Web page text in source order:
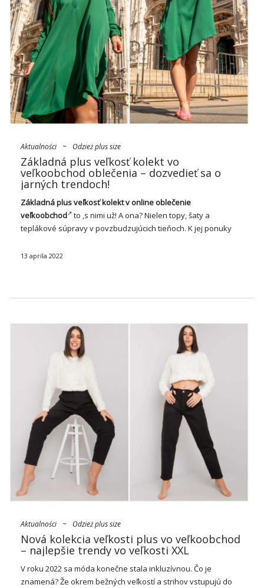
Aktualności ~ Odzież plus size
Základná plus veľkosť kolekt vo
veľkoobchod oblečenia – dozvedieť sa o
jarných trendoch!
Základná plus veľkosť kolekt v online oblečenie
veľkoobchod
to ‚s nimi už! A ona? Nielen topy,šaty a
teplákové súpravy v povzbudzujúcich tieňoch. K jej ponuky
zvrate. Ako ich …
13 apríla 2022
Aktualności ~ Odzież plus size
Nová kolekcia veľkosti plus vo veľkoobchod
– najlepšie trendy vo veľkosti XXL
V roku 2022 sa móda konečne stala inkluzívnou. Čo je
znamená? Že okrem bežných veľkostí a strihov vstupujú do